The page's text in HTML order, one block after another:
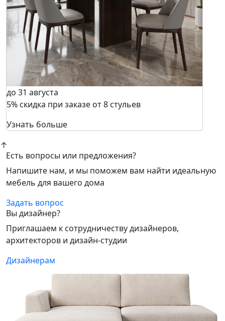
до 31 августа
5% скидка при заказе от 8 стульев
Узнать больше
↑
Есть вопросы или предложения?
Напишите нам, и мы поможем вам найти идеальную
мебель для вашего дома
Задать вопрос
Вы дизайнер?
Приглашаем к сотрудничеству дизайнеров,
архитекторов и дизайн-студии
Дизайнерам